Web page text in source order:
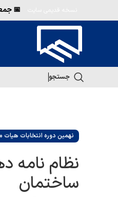
📅
جستجو
نهمین دوره انتخابات هیات
نظام نامه
ساختمان